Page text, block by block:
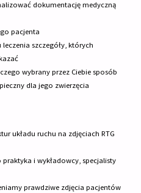
dokumentację medyczną
pacjenta
szczegóły, których
wybrany przez Ciebie sposób
dla jego zwierzęcia
układu ruchu na zdjęciach RTG
i wykładowcy, specjalisty
prawdziwe zdjęcia pacjentów